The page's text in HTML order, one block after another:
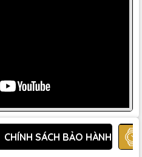
CHÍNH SÁCH BẢO HÀNH